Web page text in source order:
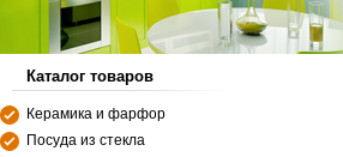
Каталог товаров
Керамика и фарфор
Посуда из стекла